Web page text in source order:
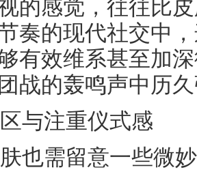
的感觉，往往比
奏的现代社交中
有效维系甚至加
战的轰鸣声中历
与注重仪式感
也需留意一些微